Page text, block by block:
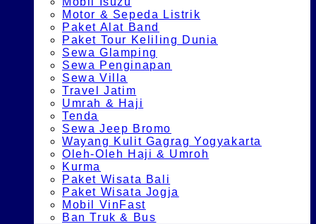
Motor & Sepeda Listrik
Paket Alat Band
Paket Tour Keliling Dunia
Sewa Glamping
Sewa Penginapan
Sewa Villa
Travel Jatim
Umrah & Haji
Tenda
Sewa Jeep Bromo
Wayang Kulit Gagrag Yogyakarta
Oleh-Oleh Haji & Umroh
Kurma
Paket Wisata Bali
Paket Wisata Jogja
Mobil VinFast
Ban Truk & Bus